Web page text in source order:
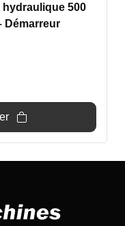
hydraulique 500
Démarreur